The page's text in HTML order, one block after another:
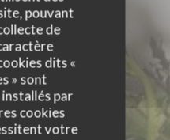
pouvant
de
dits «
» sont
par
cookies
votre